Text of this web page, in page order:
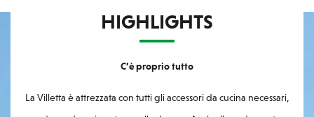
HIGHLIGHTS
C’è proprio tutto
La Villetta è attrezzata con tutti gli accessori da cucina necessari,